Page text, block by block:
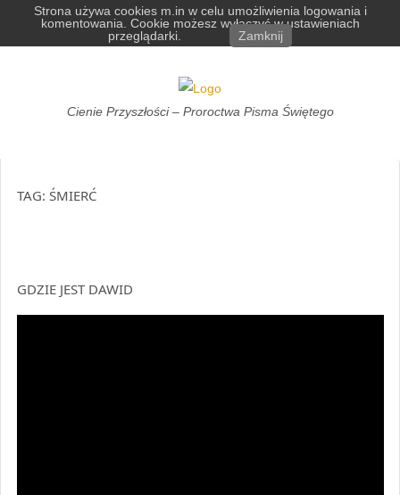
Cienie
Cienie Przyszłości – Proroctwa Pisma Świętego
TAG: ŚMIERĆ
GDZIE JEST DAWID
Strona używa cookies m.in w celu umożliwienia logowania i
komentowania. Cookie możesz wyłączyć w ustawieniach
przeglądarki.
Zamknij